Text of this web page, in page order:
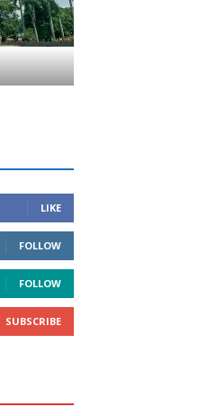
LIKE
FOLLOW
FOLLOW
SUBSCRIBE